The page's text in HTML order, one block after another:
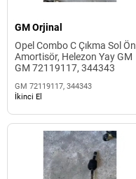
GM Orjinal
Opel Combo C Çıkma Sol Ön
Amortisör, Helezon Yay GM
GM 72119117, 344343
GM 72119117, 344343
İkinci El